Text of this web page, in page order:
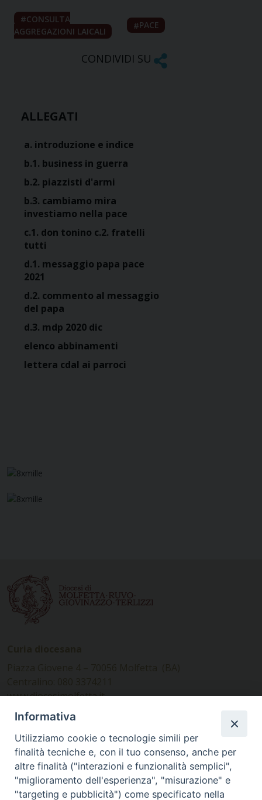
CONSULTA
AGGREGAZIONI LAICALI
PACE
CONDIVIDI SU
ALLEGATI
a. introduzione e indice
b.1. business in guerra
b.2. piazzisti d'armi
b.3. cambiamo mira
investiamo nella pace
c.1. don tonino c.2. fratelli
tutti
d.1. messaggio papa pace
2021
d.2. commento al messaggio
del papa
d.3. mdp 2020 dic
elenco abbinamenti
lettera cdal ai parroci
www.diocesimolfetta.it –
diocesimolfetta@pec.chiesacattolica.it
Ufficio Comunicazioni sociali
Piazza Giovene 4 – 70056 Molfetta (BA)
comunicazionisociali@diocesimolfetta.it
Informativa
Utilizziamo cookie o tecnologie simili per
finalità tecniche e, con il tuo consenso, anche per
altre finalità ("interazioni e funzionalità semplici",
"miglioramento dell'esperienza", "misurazione" e
"targeting e pubblicità") come specificato nella